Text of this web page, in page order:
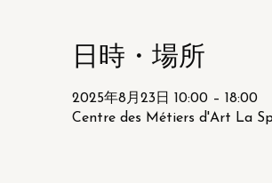
日時・場所
2025年8月23日 10:00 – 18:00
Centre des Métiers d'Art La